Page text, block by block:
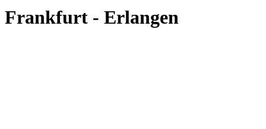
Frankfurt - Erlangen